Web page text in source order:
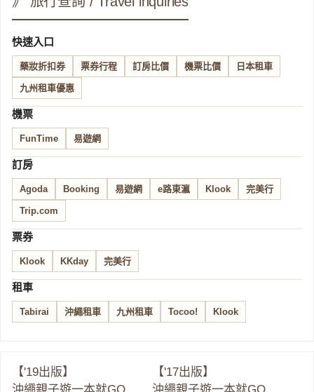
快速入口
藥妝折扣券 票券行程 訂房比價 機票比價 日本租車
九州租車優惠
機票
FunTime 易遊網
訂房
Agoda Booking 易遊網 e路東瀛 Klook 完美行
Trip.com
票券
Klook KKday 完美行
租車
Tabirai 沖繩租車 九州租車 Tocoo! Klook
【'19出版】
沖繩親子遊一本就GO
【'17出版】
沖繩親子遊一本就GO